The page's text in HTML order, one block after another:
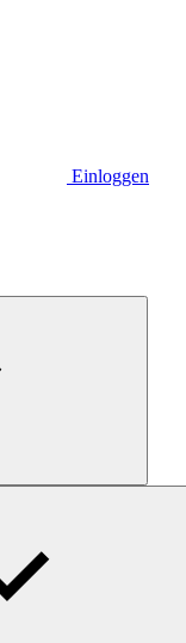
Einloggen